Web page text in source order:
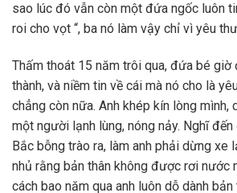
sao lúc đó vẫn còn một đứa ngốc luôn
roi cho vọt “, ba nó làm vậy chỉ vì yêu
Thấm thoát 15 năm trôi qua, đứa bé
thành, và niềm tin về cái mà nó cho là
chẳng còn nữa. Anh khép kín lòng mình,
một người lạnh lùng, nóng nảy. Nghĩ
Bắc bỗng trào ra, làm anh phải dừng xe
nhủ rằng bản thân không được rơi nước
cách bao năm qua anh luôn dỗ dành